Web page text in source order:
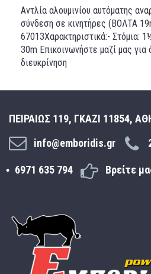
Αντλία αλουμινίου αυτόματης
σύνδεση σε κινητήρες (ΒΟΛΤΑ
67013Χαρακτηριστικά:- Στόμια:
30m Επικοινωνήστε μαζί μας για
διευκρίνηση
ΠΕΙΡΑΙΩΣ 119, ΓΚΑΖΙ 11854,
info@emboridis.gr
6971 635 794 Βρείτε